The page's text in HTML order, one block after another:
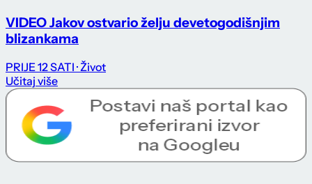
VIDEO Jakov ostvario želju devetogodišnjim
blizankama
PRIJE 12 SATI · Život
Učitaj više